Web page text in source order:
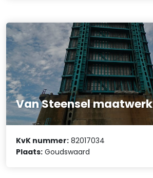
Van Steensel maatwerk
KvK nummer: 82017034
Plaats: Goudswaard